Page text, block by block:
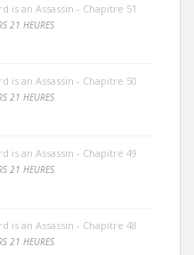
is an Assassin - Chapitre 51
21 HEURES
is an Assassin - Chapitre 50
21 HEURES
is an Assassin - Chapitre 49
21 HEURES
is an Assassin - Chapitre 48
21 HEURES